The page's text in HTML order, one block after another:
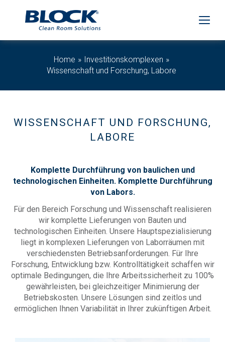
Home
Investitionskomplexen
Wissenschaft und Forschung, Labore
WISSENSCHAFT UND FORSCHUNG,
LABORE
Komplette Durchführung von baulichen und
technologischen Einheiten. Komplette Durchführung
von Labors.
Für den Bereich Forschung und Wissenschaft realisieren
wir komplette Lieferungen von Bauten und
technologischen Einheiten. Unsere Hauptspezialisierung
liegt in komplexen Lieferungen von Laborräumen mit
verschiedensten Betriebsanforderungen. Für Ihre
Forschung, Entwicklung bzw. Kontrolltätigkeit schaffen wir
optimale Bedingungen, die Ihre Arbeitssicherheit zu 100%
gewährleisten, bei gleichzeitiger Minimierung der
Betriebskosten. Unsere Lösungen sind zeitlos und
ermöglichen Ihnen Variabilität in Ihrer zukünftigen Arbeit.